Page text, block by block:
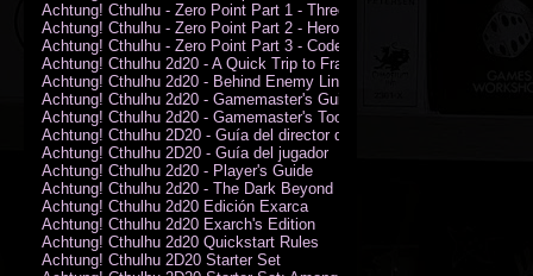
Achtung! Cthulhu - Zero Point Part 1 - Three Kings
Achtung! Cthulhu - Zero Point Part 2 - Heroes of the Sea
Achtung! Cthulhu - Zero Point Part 3 - Code of Honour (PDF)
Achtung! Cthulhu 2d20 - A Quick Trip to France (PDF)
Achtung! Cthulhu 2d20 - Behind Enemy Lines
Achtung! Cthulhu 2d20 - Gamemaster's Guide
Achtung! Cthulhu 2d20 - Gamemaster's Toolkit
Achtung! Cthulhu 2D20 - Guía del director de juego
Achtung! Cthulhu 2D20 - Guía del jugador
Achtung! Cthulhu 2d20 - Player's Guide
Achtung! Cthulhu 2d20 - The Dark Beyond
Achtung! Cthulhu 2d20 Edición Exarca
Achtung! Cthulhu 2d20 Exarch's Edition
Achtung! Cthulhu 2d20 Quickstart Rules
Achtung! Cthulhu 2D20 Starter Set